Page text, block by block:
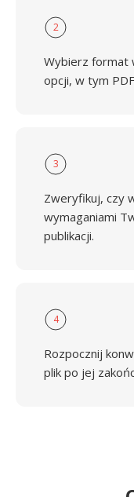
2
Wybierz format
opcji, w tym
3
Zweryfikuj, czy
wymaganiami
publikacji.
4
Rozpocznij
plik po jej